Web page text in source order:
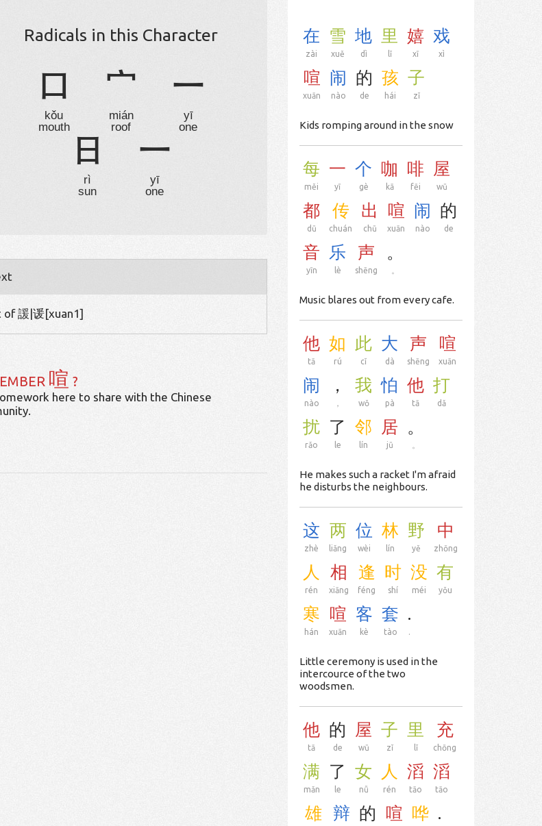
Radicals in this Character
口
kǒu
mouth
宀
mián
roof
一
yī
one
日
rì
sun
一
yī
one
諼|谖[xuan1]
喧 ?
here to share with the Chinese
在
zài
雪
xuě
地
dì
里
lǐ
嬉
xī
戏
xì
喧
xuān
闹
nào
的
de
孩
hái
子
zǐ
Kids romping around in the snow
每
měi
一
yī
个
gè
咖
kā
啡
fēi
屋
wū
都
dū
传
chuán
出
chū
喧
xuān
闹
nào
的
de
音
yīn
乐
lè
声
shēng
。
Music blares out from every cafe.
他
tā
如
rú
此
cǐ
大
dà
声
shēng
喧
xuān
闹
nào
，
，
我
wǒ
怕
pà
他
tā
打
dǎ
扰
rǎo
了
le
邻
lín
居
jū
。
He makes such a racket I'm afraid
he disturbs the neighbours.
这
zhè
两
liǎng
位
wèi
林
lín
野
yě
中
zhōng
人
rén
相
xiāng
逢
féng
时
shí
没
méi
有
yǒu
寒
hán
喧
xuān
客
kè
套
tào
.
.
Little ceremony is used in the
intercource of the two
woodsmen.
他
tā
的
de
屋
wū
子
zǐ
里
lǐ
充
chōng
满
mǎn
了
le
女
nǚ
人
rén
滔
tāo
滔
tāo
雄 辩 的 喧 哗 .